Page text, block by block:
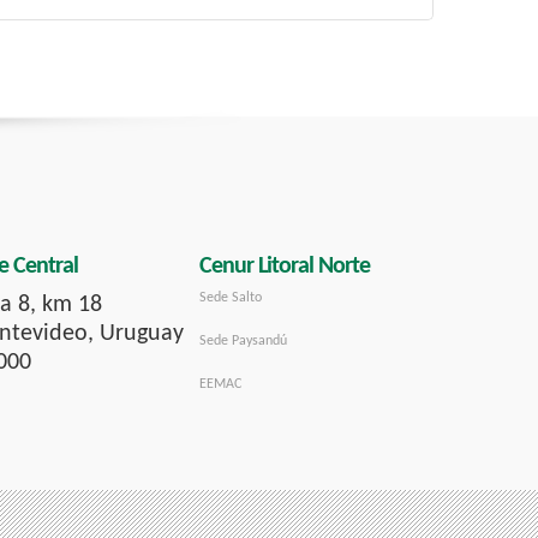
Central
8, km 18
Uruguay
Cenur Litoral Norte
Sede Salto
Sede Paysandú
EEMAC